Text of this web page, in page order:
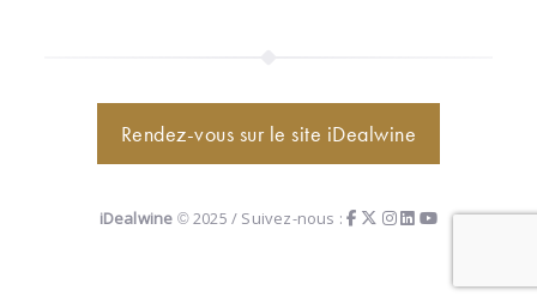
Rendez-vous sur le site iDealwine
iDealwine © 2025 / Suivez-nous :